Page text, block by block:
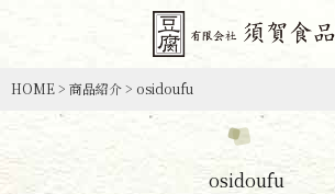
HOME> 商品紹介> osidoufu
osidoufu